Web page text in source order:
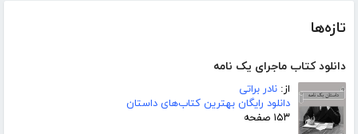
تازه‌ها
دانلود کتاب ماجرای یک نامه
از: نادر براتی
دانلود رایگان بهترین کتاب‌های داستان
۱۵۳ صفحه